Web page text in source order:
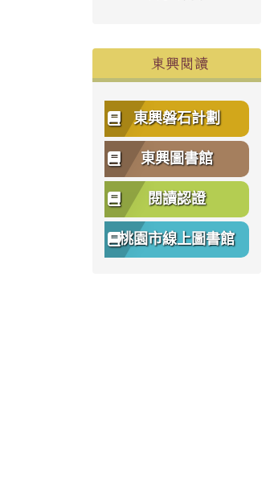
東興閱讀
東興磐石計劃
東興圖書館
閱讀認證
桃園市線上圖書館